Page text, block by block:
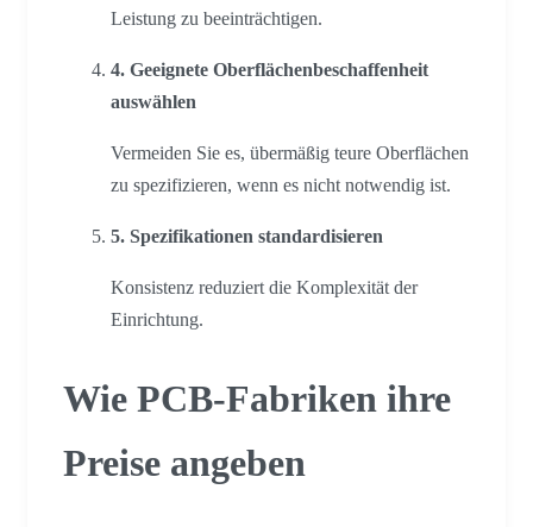
Leistung zu beeinträchtigen.
4. Geeignete Oberflächenbeschaffenheit
auswählen
Vermeiden Sie es, übermäßig teure Oberflächen
zu spezifizieren, wenn es nicht notwendig ist.
5. Spezifikationen standardisieren
Konsistenz reduziert die Komplexität der
Einrichtung.
Wie PCB-Fabriken ihre
Preise angeben